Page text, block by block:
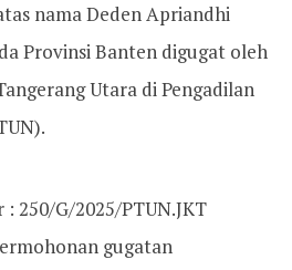
nama Deden Apriandhi
Provinsi Banten digugat oleh
Utara di Pengadilan
250/G/2025/PTUN.JKT
gugatan